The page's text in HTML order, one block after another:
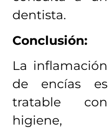
dentista.
Conclusión:
La inflamación
de encías es
tratable con
higiene,